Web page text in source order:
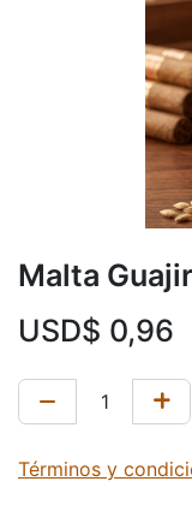
Malta
USD$ 0,96
Términos y